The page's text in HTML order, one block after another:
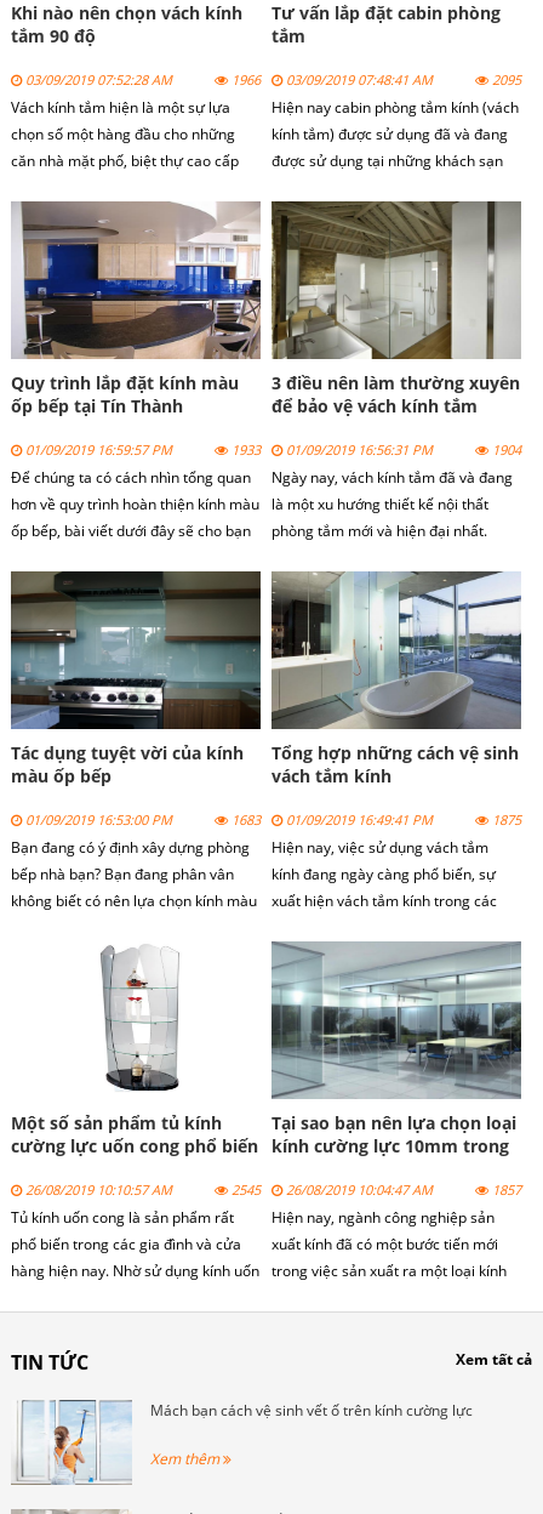
Khi nào nên chọn vách kính
tắm 90 độ
03/09/2019 07:52:28 AM 1966
Vách kính tắm hiện là một sự lựa
chọn số một hàng đầu cho những
căn nhà mặt phố, biệt thự cao cấp
Tư vấn lắp đặt cabin phòng
tắm
03/09/2019 07:48:41 AM 2095
Hiện nay cabin phòng tắm kính (vách
kính tắm) được sử dụng đã và đang
được sử dụng tại những khách sạn
tầng hiện đại, những căn phòng nhà
tắm có diện tích nhỏ hẹp.
Quy trình lắp đặt kính màu
ốp bếp tại Tín Thành
01/09/2019 16:59:57 PM 1933
Để chúng ta có cách nhìn tổng quan
hơn về quy trình hoàn thiện kính màu
ốp bếp, bài viết dưới đây sẽ cho bạn
thi công, lên phương án xác định
được kính thước, lập bản vẽ, thi công
và lắp đặt kính bếp.
3 điều nên làm thường xuyên
để bảo vệ vách kính tắm
01/09/2019 16:56:31 PM 1904
Ngày nay, vách kính tắm đã và đang
là một xu hướng thiết kế nội thất
phòng tắm mới và hiện đại nhất.
cabin phòng tắm và vách ngăn
phòng tắm, do vậy trong quá trình sử
dụng vách kính tắm nên được bảo vệ
và chăm sóc kĩ càng.
Tác dụng tuyệt vời của kính
màu ốp bếp
01/09/2019 16:53:00 PM 1683
Bạn đang có ý định xây dựng phòng
bếp nhà bạn? Bạn đang phân vân
không biết có nên lựa chọn kính màu
bạn. Với vai trò là một chuyên gia
trong ngành, bài viết dưới đây sẽ
cung cấp cho bạn những gợi ý giúp
bạn giải quyết các thắc mắc trên.
Tổng hợp những cách vệ sinh
vách tắm kính
01/09/2019 16:49:41 PM 1875
Hiện nay, việc sử dụng vách tắm
kính đang ngày càng phổ biến, sự
xuất hiện vách tắm kính trong các
cao tầng, các dãy nhà mặt phố hay
các khu chung cư cao cấp như Time
City, Royal City.
Một số sản phẩm tủ kính
cường lực uốn cong phổ biến
26/08/2019 10:10:57 AM 2545
Tủ kính uốn cong là sản phẩm rất
phổ biến trong các gia đình và cửa
hàng hiện nay. Nhờ sử dụng kính uốn
Tại sao bạn nên lựa chọn loại
kính cường lực 10mm trong
26/08/2019 10:04:47 AM 1857
Hiện nay, ngành công nghiệp sản
xuất kính đã có một bước tiến mới
trong việc sản xuất ra một loại kính
TIN TỨC Xem tất cả
Mách bạn cách vệ sinh vết ố trên kính cường lực
Xem thêm